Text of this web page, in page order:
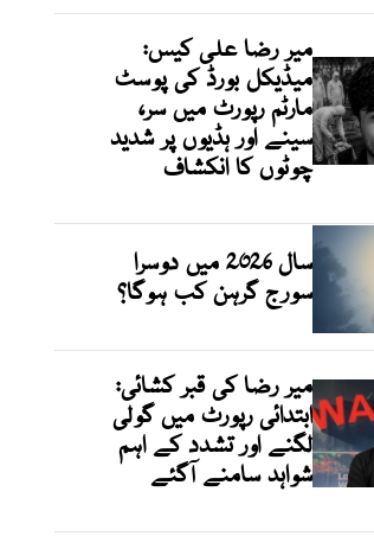
میر رضا علی کیس:
میڈیکل بورڈ کی پوسٹ
مارٹم رپورٹ میں سر،
سینے اور ہڈیوں پر شدید
چوٹوں کا انکشاف
سال 2026 میں دوسرا
سورج گرہن کب ہوگا؟
میر رضا کی قبر کشائی:
ابتدائی رپورٹ میں گولی
لگنے اور تشدد کے اہم
شواہد سامنے آگئے